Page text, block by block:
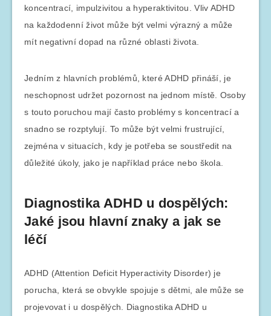
koncentrací, impulzivitou a hyperaktivitou. Vliv ADHD
na každodenní život může být velmi výrazný a může
mít negativní dopad na různé oblasti života.
Jedním z hlavních problémů, které ADHD přináší, je
neschopnost udržet pozornost na jednom místě. Osoby
s touto poruchou mají často problémy s koncentrací a
snadno se rozptylují. To může být velmi frustrující,
zejména v situacích, kdy je potřeba se soustředit na
důležité úkoly, jako je například práce nebo škola.
Diagnostika ADHD u dospělých:
Jaké jsou hlavní znaky a jak se
léčí
ADHD (Attention Deficit Hyperactivity Disorder) je
porucha, která se obvykle spojuje s dětmi, ale může se
projevovat i u dospělých. Diagnostika ADHD u